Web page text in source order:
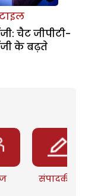
चैट जीपीटी-
के बढ़ते
संपादकीय